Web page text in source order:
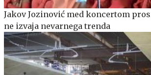
Jakov Jozinović med koncertom
ne izvaja nevarnega trenda